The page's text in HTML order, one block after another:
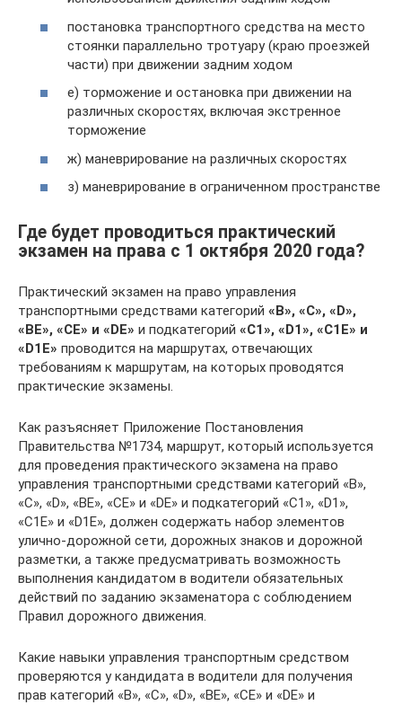
постановка транспортного средства на место
стоянки параллельно тротуару (краю проезжей
части) при движении задним ходом
е) торможение и остановка при движении на
различных скоростях, включая экстренное
торможение
ж) маневрирование на различных скоростях
з) маневрирование в ограниченном пространстве
Где будет проводиться практический
экзамен на права с 1 октября 2020 года?
Практический экзамен на право управления
транспортными средствами категорий «В», «С», «D»,
«ВЕ», «СЕ» и «DE» и подкатегорий «С1», «D1», «С1Е» и
«D1E» проводится на маршрутах, отвечающих
требованиям к маршрутам, на которых проводятся
практические экзамены.
Как разъясняет Приложение Постановления
Правительства №1734, маршрут, который используется
для проведения практического экзамена на право
управления транспортными средствами категорий «В»,
«С», «D», «ВЕ», «СЕ» и «DE» и подкатегорий «С1», «D1»,
«С1Е» и «D1E», должен содержать набор элементов
улично-дорожной сети, дорожных знаков и дорожной
разметки, а также предусматривать возможность
выполнения кандидатом в водители обязательных
действий по заданию экзаменатора с соблюдением
Правил дорожного движения.
Какие навыки управления транспортным средством
проверяются у кандидата в водители для получения
прав категорий «B», «C», «D», «BE», «CE» и «DE» и